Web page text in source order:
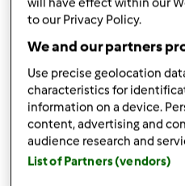
czw., 04/04/2013 - 15:21
Super pomysł
fajnie
nauczyć
to our Privacy Policy.
We and our partners
Use precise geolocation
characteristics for
information on a device.
content, advertising and
audience research and
List of Partners (vendors)